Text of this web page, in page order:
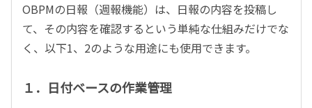
OBPMの日報（週報機能）は、日報の内容を投稿し
て、その内容を確認するという単純な仕組みだけでな
く、以下1、2のような用途にも使用できます。
１．日付ベースの作業管理